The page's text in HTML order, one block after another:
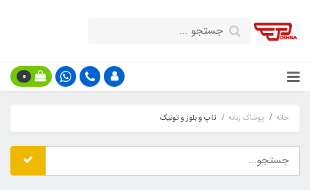
0
خانه پوشاک زنانه تاپ و بلوز و تونیک